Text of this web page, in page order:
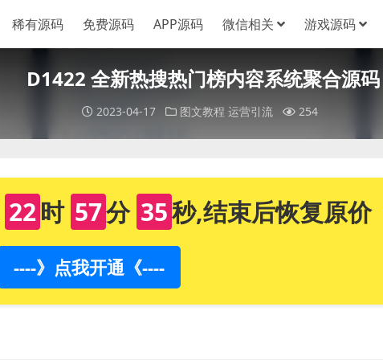
稀有源码 免费源码 APP源码 微信相关 游戏源码
D1422 全新热搜热门榜内容系统聚合源码
2023-04-17 图文教程 运营引流 254
22时 57分 34秒,结束后恢复原价
----》点我开通《----